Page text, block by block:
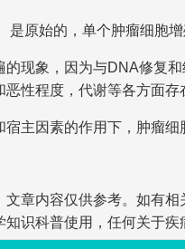
是原始的，单个肿瘤细胞
的现象，因为与DNA修复
性程度，代谢等各方面存
宿主因素的作用下，肿瘤
文章内容仅供参考。如有
识科普使用，任何关于